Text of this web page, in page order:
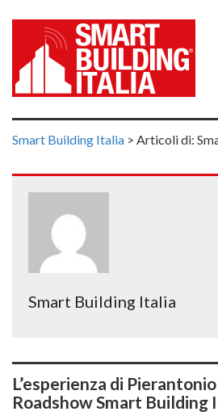
Smart Building Italia > Articoli di:
Smart Building Italia
L’esperienza di
Roadshow Smart Building